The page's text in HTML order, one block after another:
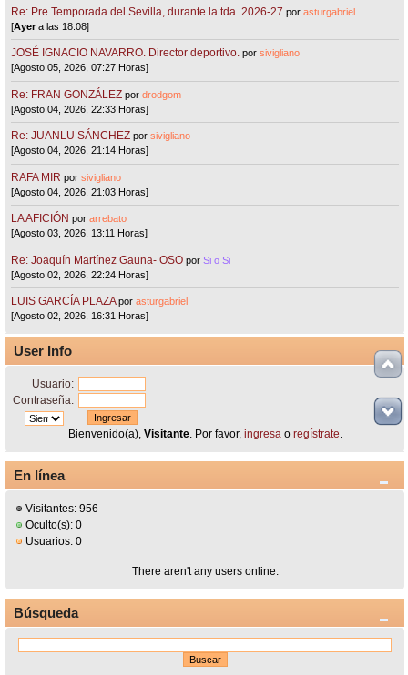
Re: Pre Temporada del Sevilla, durante la tda. 2026-27 porasturgabriel
[Ayera las 18:08]
JOSÉ IGNACIO NAVARRO. Director deportivo. porsivigliano
[Agosto 05, 2026, 07:27 Horas]
Re: FRAN GONZÁLEZ pordrodgom
[Agosto 04, 2026, 22:33 Horas]
Re: JUANLU SÁNCHEZ porsivigliano
[Agosto 04, 2026, 21:14 Horas]
RAFA MIR porsivigliano
[Agosto 04, 2026, 21:03 Horas]
LA AFICIÓN porarrebato
[Agosto 03, 2026, 13:11 Horas]
Re: Joaquín Martínez Gauna- OSO porSi o Si
[Agosto 02, 2026, 22:24 Horas]
LUIS GARCÍA PLAZA porasturgabriel
[Agosto 02, 2026, 16:31 Horas]
User Info
Usuario:
Contraseña:
Bienvenido(a), Visitante. Por favor, ingresao regístrate.
En línea
Visitantes: 956
Oculto(s): 0
Usuarios: 0
There aren't any users online.
Búsqueda